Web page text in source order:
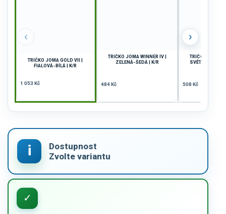
‹
TRIČKO JOMA GOLD VII |
FIALOVÁ-BÍLÁ | K/R
1 053 Kč
TRIČKO JOMA WINNER IV |
ZELENÁ-ŠEDÁ | K/R
484 Kč
TRIČKO JOMA
SVĚTLE
508 Kč
›